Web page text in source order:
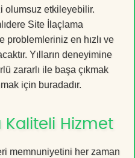
olumsuz etkileyebilir.
Site İlaçlama
problemleriniz en hızlı ve
Yılların deneyimine
zararlı ile başa çıkmak
için buradadır.
Kaliteli Hizmet
memnuniyetini her zaman